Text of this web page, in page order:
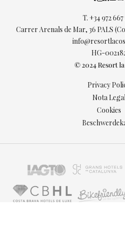
T. +34 972
Carrer Arenals de Mar, 36 PALS
HG-
© 2024 Resort
Privacy
Nota Legal
Cookies